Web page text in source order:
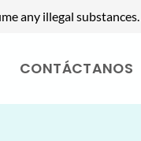
any illegal substances.
CONTÁCTANOS